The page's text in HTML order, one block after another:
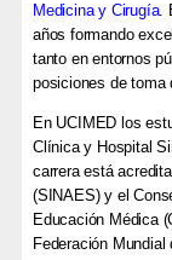
Medicina y Cirugía.
años formando
tanto en entornos
posiciones de toma
En UCIMED los
Clínica y Hospital
carrera está
(SINAES) y el
Educación Médica
Federación